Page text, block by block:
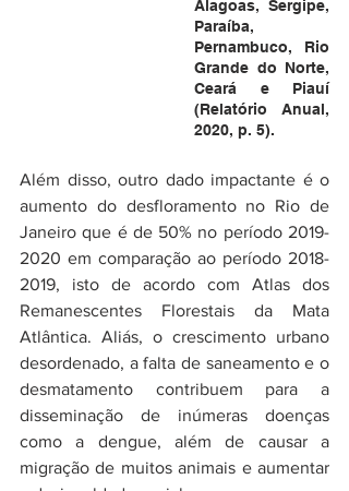
Alagoas, Sergipe,
Paraíba,
Pernambuco, Rio
Grande do Norte,
Ceará e Piauí
(Relatório Anual,
2020, p. 5).
Além disso, outro dado impactante é o
aumento do desfloramento no Rio de
Janeiro que é de 50% no período 2019-
2020 em comparação ao período 2018-
2019, isto de acordo com Atlas dos
Remanescentes Florestais da Mata
Atlântica. Aliás, o crescimento urbano
desordenado, a falta de saneamento e o
desmatamento contribuem para a
disseminação de inúmeras doenças
como a dengue, além de causar a
migração de muitos animais e aumentar